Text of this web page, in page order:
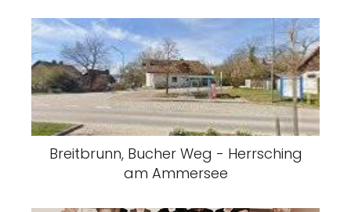
Breitbrunn, Bucher Weg - Herrsching
am Ammersee